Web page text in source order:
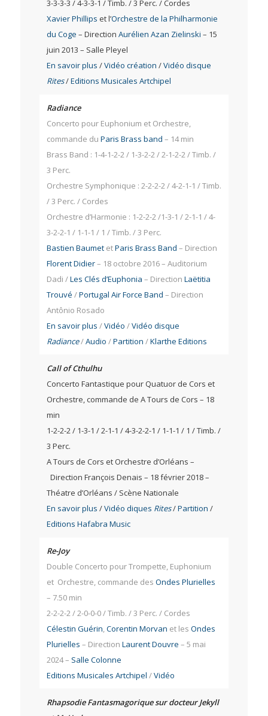
3-3-3-3 / 4-3-3-1 / Timb. / 3 Perc. / Cordes
Xavier Phillips et l’Orchestre de la Philharmonie
du Coge – Direction Aurélien Azan Zielinski – 15
juin 2013 – Salle Pleyel
En savoir plus /Vidéo création /Vidéo disque
Rites/Editions Musicales Artchipel
Radiance
Concerto pour Euphonium et Orchestre,
commande du Paris Brass band – 14 min
Brass Band : 1-4-1-2-2 / 1-3-2-2 / 2-1-2-2 / Timb. /
3 Perc.
Orchestre Symphonique : 2-2-2-2 / 4-2-1-1 / Timb.
/ 3 Perc. / Cordes
Orchestre d’Harmonie : 1-2-2-2 /1-3-1 / 2-1-1 / 4-
3-2-2-1 / 1-1-1 / 1 / Timb. / 3 Perc.
Bastien BaumetetParis Brass Band – Direction
Florent Didier– 18 octobre 2016 – Auditorium
Dadi /Les Clés d’Euphonia – Direction Laëtitia
Trouvé /Portugal Air Force Band – Direction
Antônio Rosado
En savoir plus /Vidéo /Vidéo disque
Radiance/Audio /Partition /Klarthe Editions
Call of Cthulhu
Concerto Fantastique pour Quatuor de Cors et
Orchestre, commande de A Tours de Cors – 18
min
1-2-2-2 / 1-3-1 / 2-1-1 / 4-3-2-2-1 / 1-1-1 / 1 / Timb. /
3 Perc.
A Tours de Cors et Orchestre d’Orléans –
Direction François Denais – 18 février 2018 –
Théatre d’Orléans / Scène Nationale
En savoir plus /Vidéo diques Rites/Partition /
Editions Hafabra Music
Re-Joy
Double Concerto pour Trompette, Euphonium
et Orchestre, commande des Ondes Plurielles
– 7.50 min
2-2-2-2 / 2-0-0-0 / Timb. / 3 Perc. / Cordes
Célestin Guérin,Corentin Morvan et les Ondes
Plurielles – Direction Laurent Douvre – 5 mai
2024 – Salle Colonne
Editions Musicales Artchipel /Vidéo
Rhapsodie Fantasmagorique sur docteur Jekyll